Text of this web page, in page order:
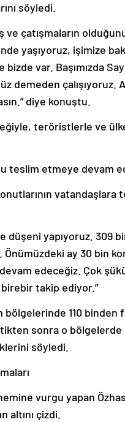
söyledi.
çatışmaların
yaşıyoruz, işimize
var. Başımızda
demeden çalışıyoruz.
diye konuştu.
teröristlerle ve
teslim etmeye devam
düşeni yapıyoruz. 309
ay 30 bin
edeceğiz. Çok
birebir takip ediyor.”
110 binden
sonra o
söyledi.
vurgu yapan
altını çizdi.